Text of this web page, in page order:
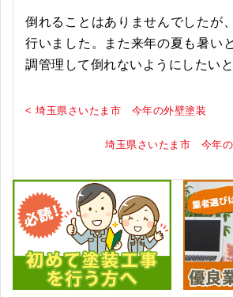
倒れることはありませんでしたが
行いました。また来年の夏も暑い
調管理して倒れないようにしたいと
< 埼玉県さいたま市 今年の外壁塗装
埼玉県さいたま市 今年